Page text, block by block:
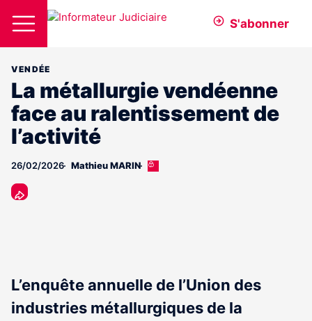
S'abonner
VENDÉE
La métallurgie vendéenne
face au ralentissement de
l’activité
26/02/2026 Mathieu MARIN
Cet
L’enquête annuelle de l’Union des
industries métallurgiques de la